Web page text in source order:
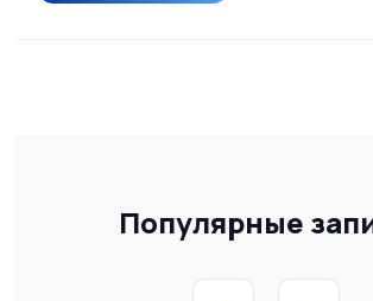
Популярные